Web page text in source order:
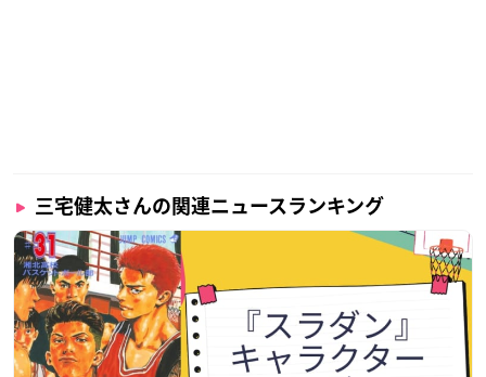
漫画：池本幹雄
脚本：小太刀右京 （集英社「Vジャンプ」連載）
監督：甲田正行
アニメーション監修：阿部記之
ストーリー監修：小太刀右京
シリーズ構成：本田雅也
キャラクターデザイン：西尾鉄也・鈴木博文
三宅健太さんの関連ニュースランキング